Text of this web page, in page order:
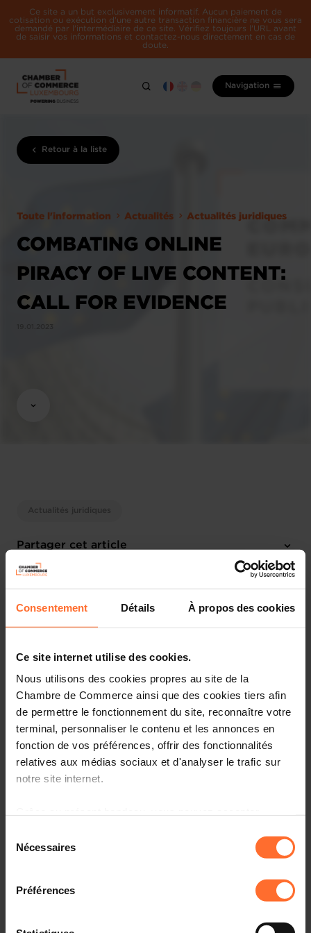
Consentement Détails À propos des cookies
Ce site internet utilise des cookies.
Nous utilisons des cookies propres au site de la
Chambre de Commerce ainsi que des cookies tiers afin
de permettre le fonctionnement du site, reconnaître votre
terminal, personnaliser le contenu et les annonces en
fonction de vos préférences, offrir des fonctionnalités
relatives aux médias sociaux et d'analyser le trafic sur
notre site internet.
à l’exception des cookies strictement nécessaires au
fonctionnement du site. Une description des différents
cookies est accessible sous l’onglet « Détails » ci-
dessus.
Il est précisé que la navigation sur le site et certaines
Nécessaires
Préférences
Ce site a un but exclusivement informatif. Aucun paiement de
cotisation ou exécution d'une autre transaction financière ne vous sera
demandé par l'intermédiaire de ce site. Vérifiez toujours l'URL avant
de saisir vos informations et contactez-nous directement en cas de
doute.
Navigation
Retour à la liste
Toute l'information Actualités Actualités juridiques
COMBATING ONLINE
PIRACY OF LIVE CONTENT:
CALL FOR EVIDENCE
Actualités juridiques
Partager cet article
streaming of live events, in particular sports events. The
Commission would like to consult the stakeholders in a
means in Union law to help broadcasters and live events
organisers, including sports event organisers, to prevent